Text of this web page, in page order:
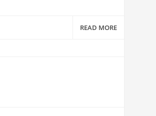
READ MORE